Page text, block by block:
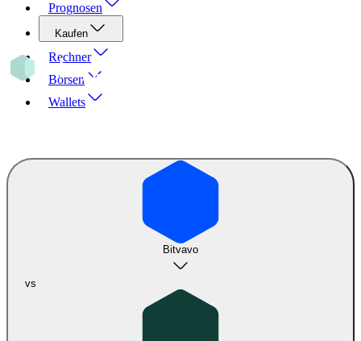
Prognosen
Kaufen
Rechner
Börsen
Wallets
Bitvavo
vs